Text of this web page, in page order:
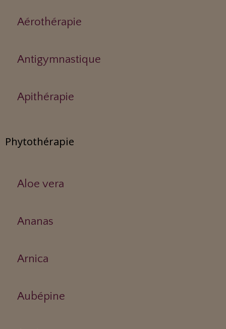
Aérothérapie
Antigymnastique
Apithérapie
Phytothérapie
Aloe vera
Ananas
Arnica
Aubépine